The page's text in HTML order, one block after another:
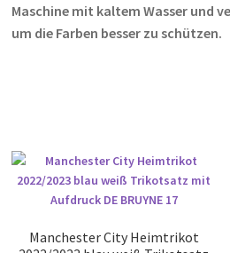
Maschine mit kaltem Wasser und
um die Farben besser zu schützen.
Manchester City Heimtrikot